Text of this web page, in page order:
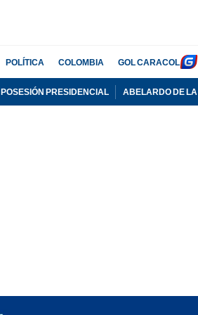
POLÍTICA COLOMBIA GOL CARACOL
POSESIÓN PRESIDENCIAL ABELARDO DE